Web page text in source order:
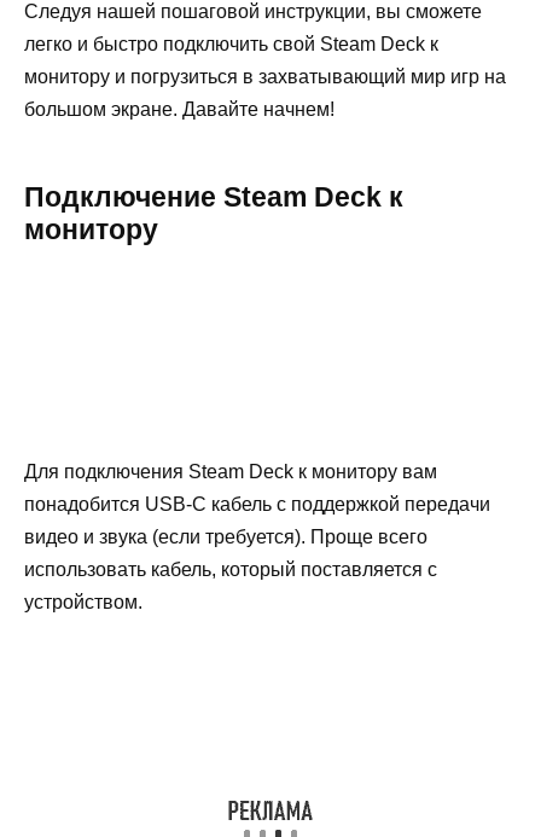
Следуя нашей пошаговой инструкции, вы сможете
легко и быстро подключить свой Steam Deck к
монитору и погрузиться в захватывающий мир игр на
большом экране. Давайте начнем!
Подключение Steam Deck к
монитору
Для подключения Steam Deck к монитору вам
понадобится USB-C кабель с поддержкой передачи
видео и звука (если требуется). Проще всего
использовать кабель, который поставляется с
устройством.